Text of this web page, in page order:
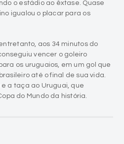
aos 34 minutos do
vencer o goleiro
até o final de sua vida.
a taça ao Uruguai, que
do Mundo da história.
11:30